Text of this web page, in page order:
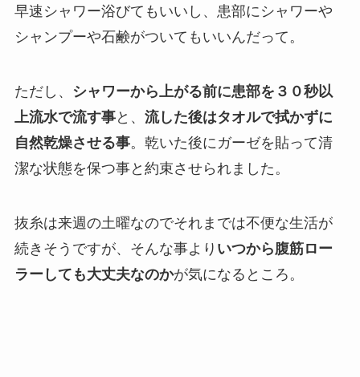
早速シャワー浴びてもいいし、患部にシャワーや
シャンプーや石鹸がついてもいいんだって。
ただし、
シャワーから上がる前に患部を３０秒以
上流水で流す事と、 流した後はタオルで拭かずに
自然乾燥させる事。乾いた後にガーゼを貼って清
潔な状態を保つ事と約束させられました。
抜糸は来週の土曜なのでそれまでは不便な生活が
続きそうですが、そんな事より いつから腹筋ロー
ラーしても大丈夫なのかが気になるところ。